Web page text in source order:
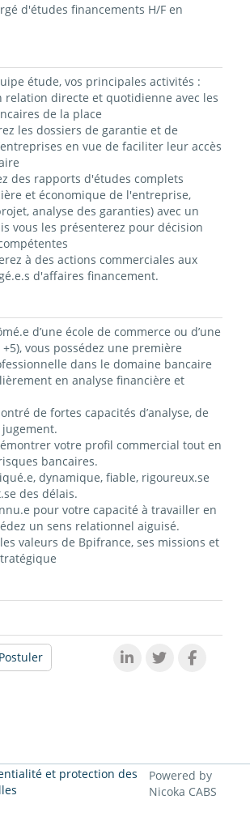
d'études financements H/F en
étude, vos principales activités :
relation directe et quotidienne avec les
de la place
les dossiers de garantie et de
en vue de faciliter leur accès
des rapports d'études complets
et économique de l'entreprise,
analyse des garanties) avec un
vous les présenterez pour décision
à des actions commerciales aux
d'affaires financement.
d’une école de commerce ou d’une
vous possédez une première
dans le domaine bancaire
en analyse financière et
de fortes capacités d’analyse, de
votre profil commercial tout en
bancaires.
dynamique, fiable, rigoureux.se
des délais.
pour votre capacité à travailler en
un sens relationnel aiguisé.
valeurs de Bpifrance, ses missions et
Postuler
et protection des
Powered by
Nicoka CABS